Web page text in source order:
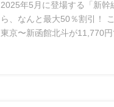
2025年5月に登場する「新
ら、なんと最大50％割引！
東京〜新函館北斗が11,770
特急が最大50％割引！えき